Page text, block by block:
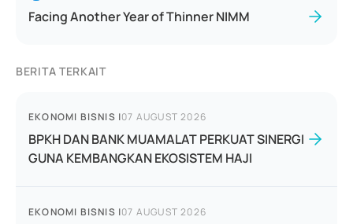
Facing Another Year of Thinner NIMM
BERITA TERKAIT
EKONOMI BISNIS |07 AUGUST 2026
BPKH DAN BANK MUAMALAT PERKUAT SINERGI
GUNA KEMBANGKAN EKOSISTEM HAJI
EKONOMI BISNIS |07 AUGUST 2026